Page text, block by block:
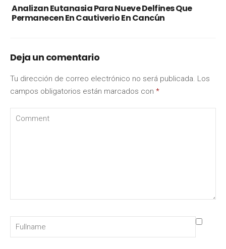
Analizan Eutanasia Para Nueve Delfines Que
Permanecen En Cautiverio En Cancún
Deja un comentario
Tu dirección de correo electrónico no será publicada. Los
campos obligatorios están marcados con *